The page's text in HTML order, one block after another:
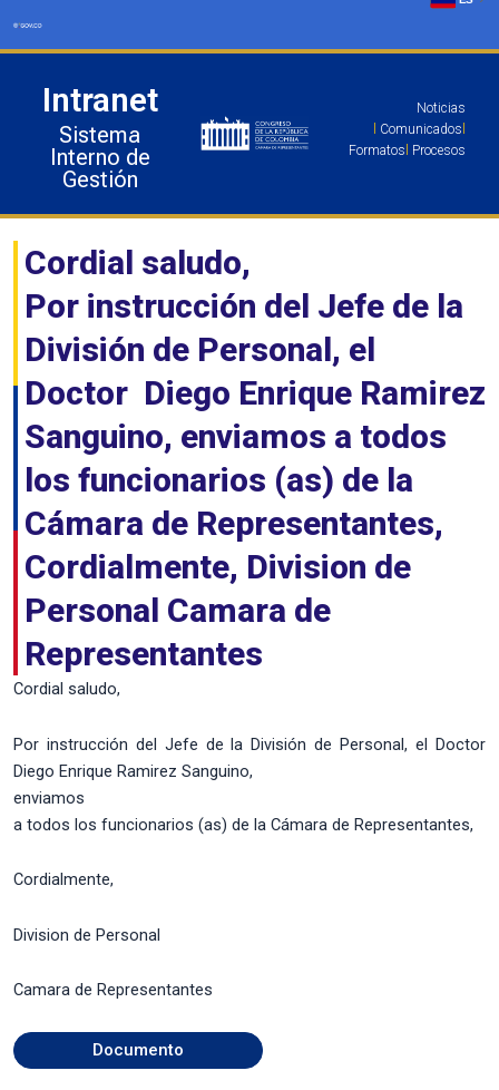
Intranet
Sistema
Interno de
Gestión
Noticias
Comunicados
Formatos Procesos
Cordial saludo,
Por instrucción del Jefe de la
División de Personal, el
Doctor Diego Enrique Ramirez
Sanguino, enviamos a todos
los funcionarios (as) de la
Cámara de Representantes,
Cordialmente, Division de
Personal Camara de
Representantes
Cordial saludo,
Por instrucción del Jefe de la División de Personal, el Doctor
Diego Enrique Ramirez Sanguino,
enviamos
a todos los funcionarios (as) de la Cámara de Representantes,
Cordialmente,
Division de Personal
Camara de Representantes
Documento